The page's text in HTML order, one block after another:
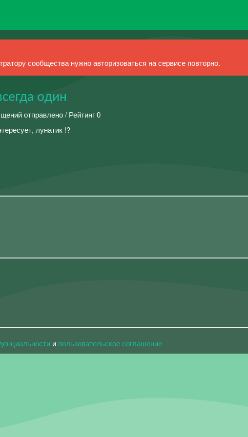
сообщества нужно авторизоваться на сервисе повторно.
один
отправлено / Рейтинг 0
лунатик !?
и пользовательское соглашение